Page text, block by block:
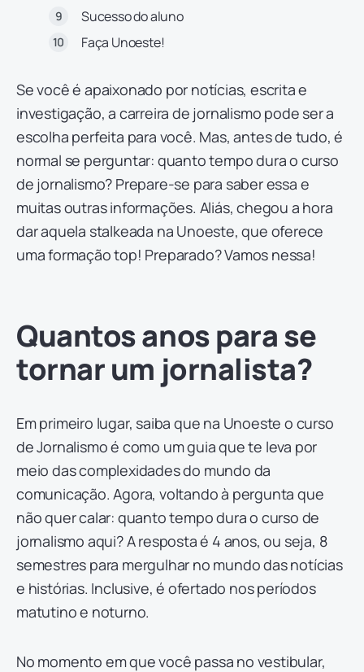
Sucesso do aluno
Faça Unoeste!
Se você é apaixonado por notícias, escrita e
investigação, a carreira de jornalismo pode ser a
escolha perfeita para você. Mas, antes de tudo, é
normal se perguntar: quanto tempo dura o curso
de jornalismo? Prepare-se para saber essa e
muitas outras informações. Aliás, chegou a hora
dar aquela stalkeada na Unoeste, que oferece
uma formação top! Preparado? Vamos nessa!
Quantos anos para se
tornar um jornalista?
Em primeiro lugar, saiba que na Unoeste o curso
de Jornalismo é como um guia que te leva por
meio das complexidades do mundo da
comunicação. Agora, voltando à pergunta que
não quer calar: quanto tempo dura o curso de
jornalismo aqui? A resposta é 4 anos, ou seja, 8
semestres para mergulhar no mundo das notícias
e histórias. Inclusive, é ofertado nos períodos
matutino e noturno.
No momento em que você passa no vestibular,